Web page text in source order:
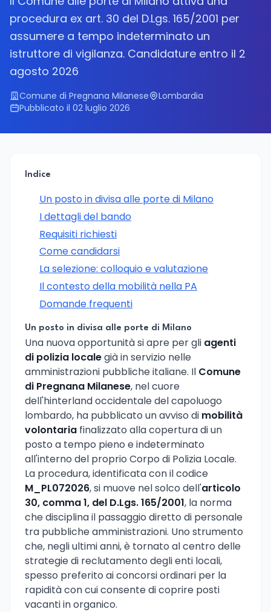
procedura ex art. 30 del D.Lgs. 165/2001 per
assumere a tempo indeterminato un
istruttore di vigilanza. Candidature entro il 2
agosto 2026
Comune di Pregnana Milanese
Lombardia
Pubblicato il 02 luglio 2026
Indice
Un posto in divisa alle porte di Milano
I dettagli del bando
Requisiti richiesti
Come candidarsi
La selezione: colloquio e valutazione
Il contesto della mobilità nella PA
Domande frequenti
Un posto in divisa alle porte di Milano
Una nuova opportunità si apre per gli agenti
di polizia localegià in servizio nelle
amministrazioni pubbliche italiane. Il Comune
di Pregnana Milanese, nel cuore
dell'hinterland occidentale del capoluogo
lombardo, ha pubblicato un avviso di mobilità
volontaria finalizzato alla copertura di un
posto a tempo pieno e indeterminato
all'interno del proprio Corpo di Polizia Locale.
La procedura, identificata con il codice
M_PL072026, si muove nel solco dell'articolo
30, comma 1, del D.Lgs. 165/2001, la norma
che disciplina il passaggio diretto di personale
tra pubbliche amministrazioni. Uno strumento
che, negli ultimi anni, è tornato al centro delle
strategie di reclutamento degli enti locali,
spesso preferito ai concorsi ordinari per la
rapidità con cui consente di coprire posti
vacanti in organico.